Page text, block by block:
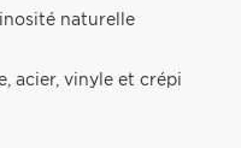
naturelle
acier, vinyle et crépi